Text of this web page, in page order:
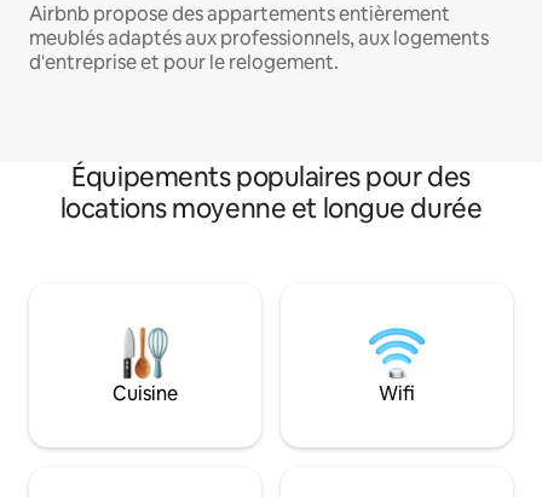
Airbnb propose des appartements entièrement
meublés adaptés aux professionnels, aux logements
d'entreprise et pour le relogement.
Équipements populaires pour des
locations moyenne et longue durée
Cuisine Wifi